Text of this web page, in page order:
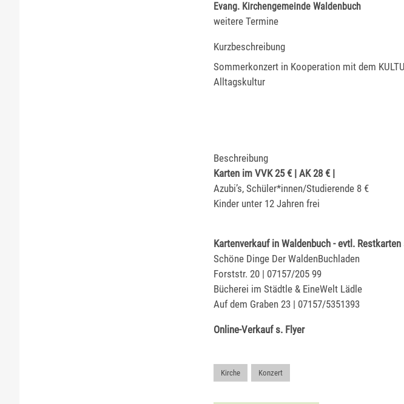
Evang. Kirchengemeinde Waldenbuch
weitere Termine
Kurzbeschreibung
Sommerkonzert in Kooperation mit dem
Alltagskultur
Beschreibung
Karten im VVK 25 € | AK 28 € |
Azubi’s, Schüler*innen/Studierende 8 €
Kinder unter 12 Jahren frei
Kartenverkauf in Waldenbuch - evtl.
Schöne Dinge Der WaldenBuchladen
Forststr. 20 | 07157/205 99
Bücherei im Städtle & EineWelt Lädle
Auf dem Graben 23 | 07157/5351393
Online-Verkauf s. Flyer
Kirche Konzert